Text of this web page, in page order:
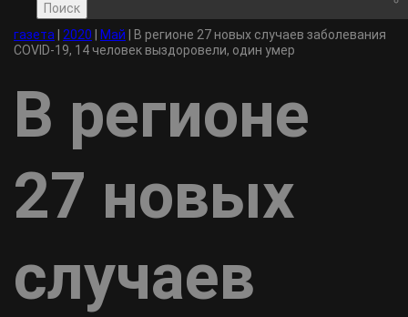
Поиск
газета
2020 Май
В регионе 27 новых случаев заболевания
COVID-19, 14 человек выздоровели, один умер
В регионе
27 новых
случаев